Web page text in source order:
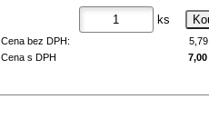
ks
Cena bez DPH: 5,79
Cena s DPH
7,00